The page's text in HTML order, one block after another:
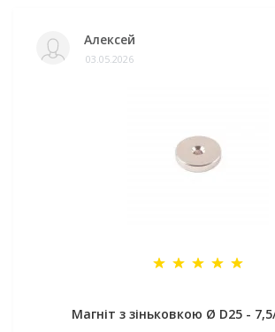
Алексей
03.05.2026
Магніт з зіньковкою Ø D25 -